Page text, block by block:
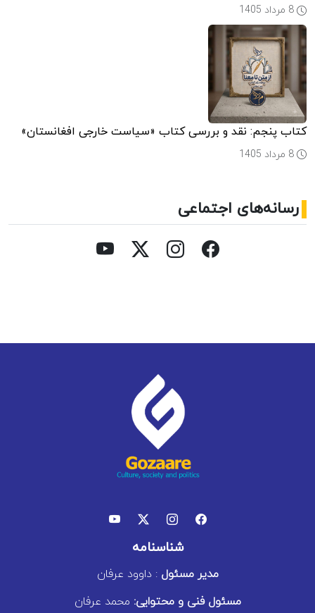
کتاب پنجم: نقد و بررسی کتاب «سیاست خارجی افغانستان»
رسانه‌های اجتماعی
شناسنامه
مدیر مسئول: داوود عرفان
مسئول فنی و محتوایی: محمد عرفان